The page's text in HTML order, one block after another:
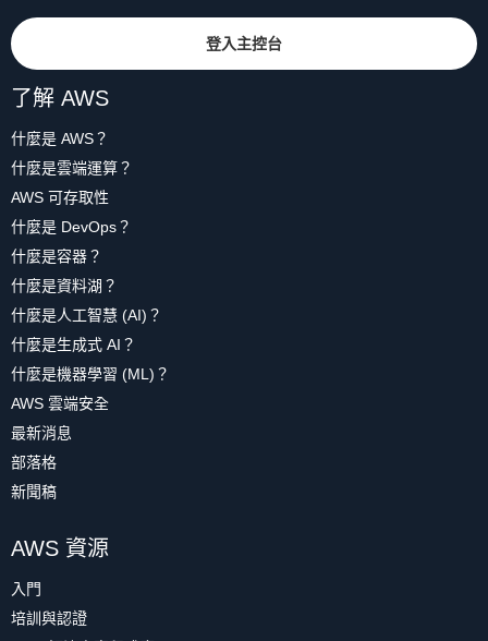
登入主控台
了解 AWS
什麼是 AWS？
什麼是雲端運算？
AWS 可存取性
什麼是 DevOps？
什麼是容器？
什麼是資料湖？
什麼是人工智慧 (AI)？
什麼是生成式 AI？
什麼是機器學習 (ML)？
AWS 雲端安全
最新消息
部落格
新聞稿
AWS 資源
入門
培訓與認證